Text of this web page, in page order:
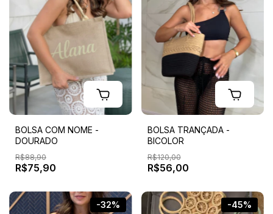
BOLSA COM NOME -
DOURADO
R$88,90
R$75,90
BOLSA TRANÇADA -
BICOLOR
R$120,00
R$56,00
-32% -45%